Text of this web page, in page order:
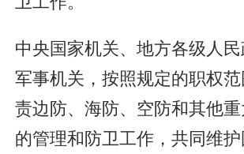
中央国家机关、地方各级人
军事机关，按照规定的职权
责边防、海防、空防和其他
的管理和防卫工作，共同维